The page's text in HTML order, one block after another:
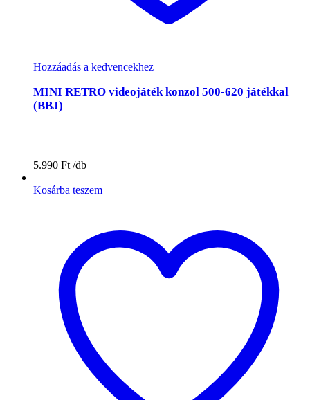
Hozzáadás a kedvencekhez
MINI RETRO videojáték konzol 500-620 játékkal
(BBJ)
5.990 Ft
Kosárba teszem